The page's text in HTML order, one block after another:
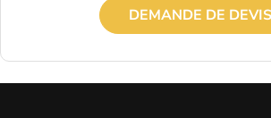
DEMANDE DE DEVIS